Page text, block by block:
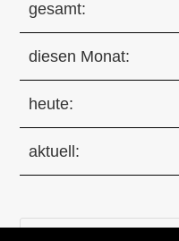
gesamt:
diesen Monat:
heute:
aktuell: